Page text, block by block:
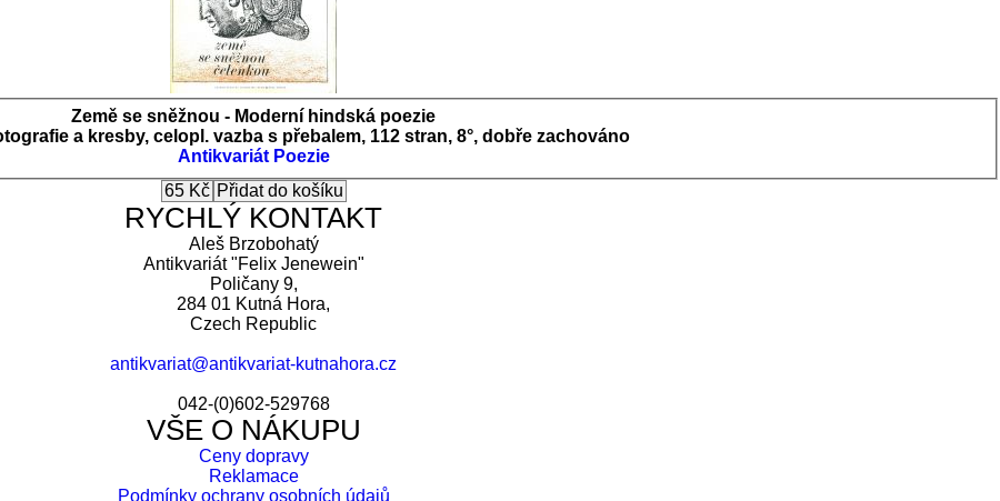
Země se sněžnou - Moderní hindská poezie
a kresby, celopl. vazba s přebalem, 112 stran, 8°, dobře zachováno
Antikvariát Poezie
RYCHLÝ KONTAKT
Aleš Brzobohatý
Antikvariát "Felix Jenewein"
Poličany 9,
284 01 Kutná Hora,
Czech Republic
antikvariat@antikvariat-kutnahora.cz
042-(0)602-529768
VŠE O NÁKUPU
Ceny dopravy
Reklamace
Podmínky ochrany osobních údajů